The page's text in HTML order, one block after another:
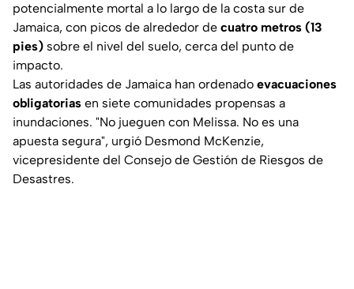
potencialmente mortal a lo largo de la costa sur de
Jamaica, con picos de alrededor de cuatro metros (13
pies) sobre el nivel del suelo, cerca del punto de
impacto.
Las autoridades de Jamaica han ordenado evacuaciones
obligatorias en siete comunidades propensas a
inundaciones. "No jueguen con Melissa. No es una
apuesta segura", urgió Desmond McKenzie,
vicepresidente del Consejo de Gestión de Riesgos de
Desastres.